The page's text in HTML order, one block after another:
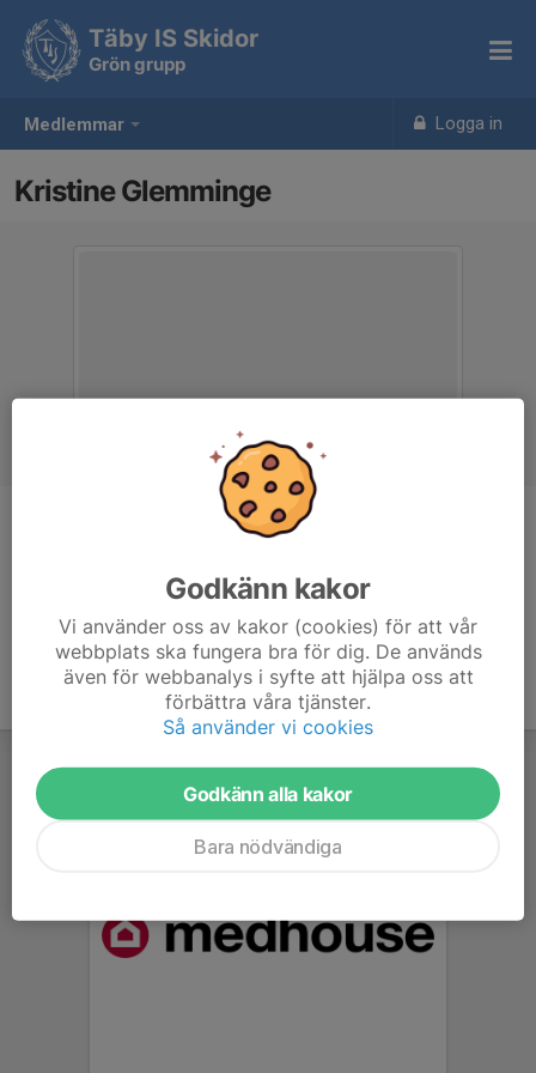
Medlemmar Logga in
Täby IS Skidor
Grön grupp
Kristine Glemminge
Tränare
Godkänn kakor
Vi använder oss av kakor (cookies) för att vår
webbplats ska fungera bra för dig. De används
även för webbanalys i syfte att hjälpa oss att
förbättra våra tjänster.
Så använder vi cookies
Godkänn alla kakor
Bara nödvändiga